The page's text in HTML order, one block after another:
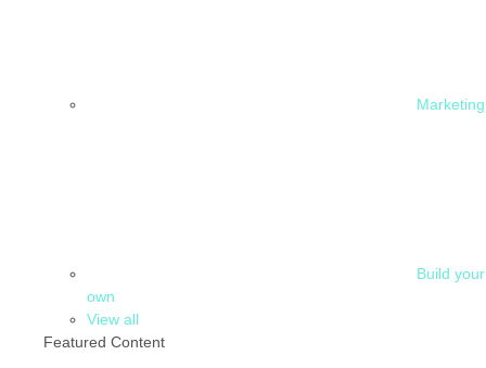
Marketing
Build your
own
View all
Featured Content